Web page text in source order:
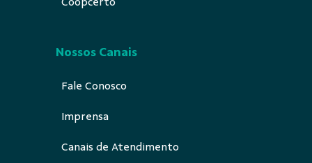
Nossos Canais
Fale Conosco
Imprensa
Canais de Atendimento